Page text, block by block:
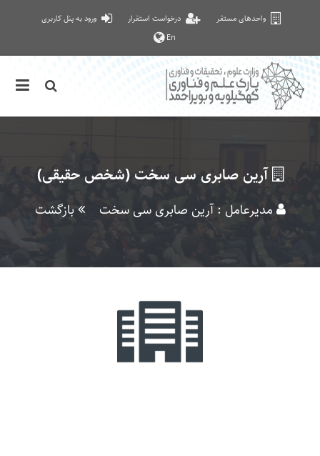
واحدهای مستقر درخواست استقرار
ورود به پنل کاربری
En
آرین صابری سی سخت (شخص حقیقی)
مدیرعامل : آرین صابری سی سخت بازگشت